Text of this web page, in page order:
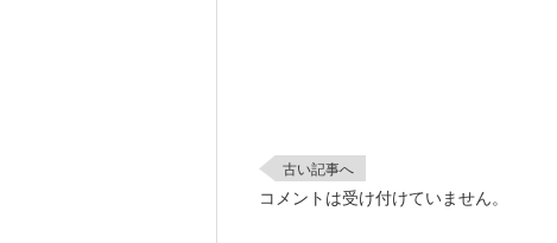
古い記事へ
コメントは受け付けていません。